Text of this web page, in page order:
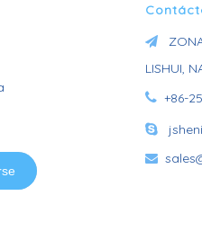

LISHUI,
 +86-

